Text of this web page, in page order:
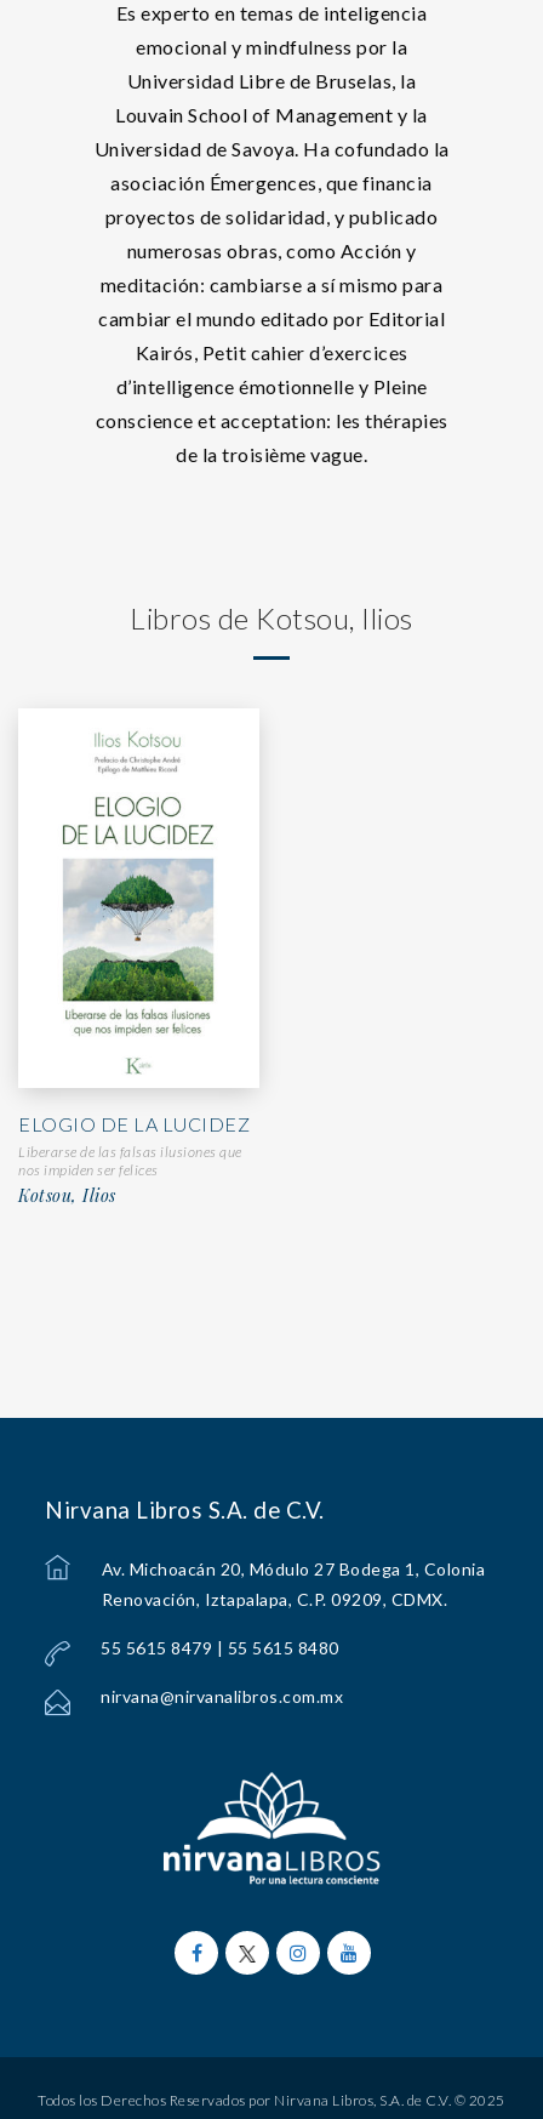
Es experto en temas de inteligencia
emocional y mindfulness por la
Universidad Libre de Bruselas, la
Louvain School of Management y la
Universidad de Savoya. Ha cofundado la
asociación Émergences, que financia
proyectos de solidaridad, y publicado
numerosas obras, como Acción y
meditación: cambiarse a sí mismo para
cambiar el mundo editado por Editorial
Kairós, Petit cahier d’exercices
d’intelligence émotionnelle y Pleine
conscience et acceptation: les thérapies
de la troisième vague.
Libros de Kotsou, Ilios
ELOGIO DE LA LUCIDEZ
Liberarse de las falsas ilusiones que
nos impiden ser felices
Kotsou, Ilios
Nirvana Libros S.A. de C.V.
Av. Michoacán 20, Módulo 27 Bodega 1, Colonia
Renovación, Iztapalapa, C.P. 09209, CDMX.
55 5615 8479 | 55 5615 8480
nirvana@nirvanalibros.com.mx
Todos los Derechos Reservados por Nirvana Libros, S.A. de C.V. © 2025